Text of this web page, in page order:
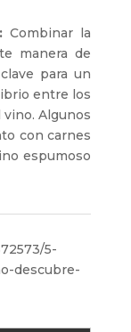
Combinar la
manera de
para un
entre los
Algunos
con carnes
espumoso
5-
descubre-